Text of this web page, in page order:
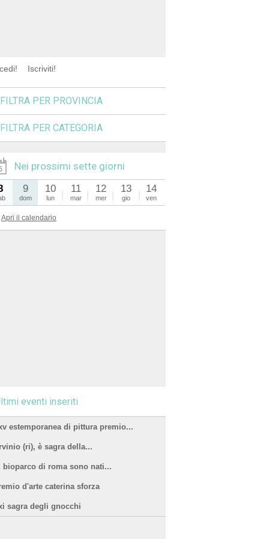
Iscriviti!
FILTRA PER PROVINCIA
FILTRA PER CATEGORIA
Nei prossimi sette giorni
9
dom
10
lun
11
mar
12
mer
13
gio
14
ven
Apri il calendario
eventi inseriti
estemporanea di pittura premio...
(ri), è sagra della...
bioparco di roma sono nati...
d'arte caterina sforza
sagra degli gnocchi